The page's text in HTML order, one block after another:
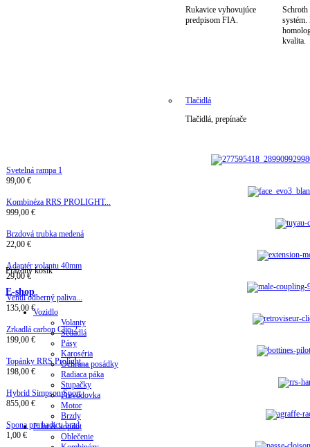
Rukavice vyhovujúce
predpisom FIA.
kvalita.
Tlačidlá
Tlačidlá, prepínače
Svetelná rampa 1
99,00 €
Kombinéza RRS PROLIGHT...
999,00 €
Brzdová trubka medená
22,00 €
Adaptér volantu 40mm
29,00 €
Ventil odberný paliva...
135,00 €
Zrkadlá carbon Clio 2
199,00 €
Topánky RRS Prolight...
198,00 €
Hybrid Simpson Sport
855,00 €
Spona pre hadicu brzd
1,00 €
Prázdny košík
E-shop
Vozidlo
Volanty
Sedadlá
Pásy
Karoséria
Ochrana posádky
Radiaca páka
Stupačky
Prevodovka
Motor
Brzdy
Pilot & kopilot
Oblečenie